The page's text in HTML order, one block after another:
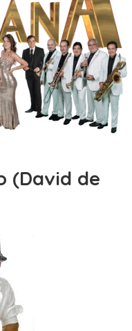
(David de